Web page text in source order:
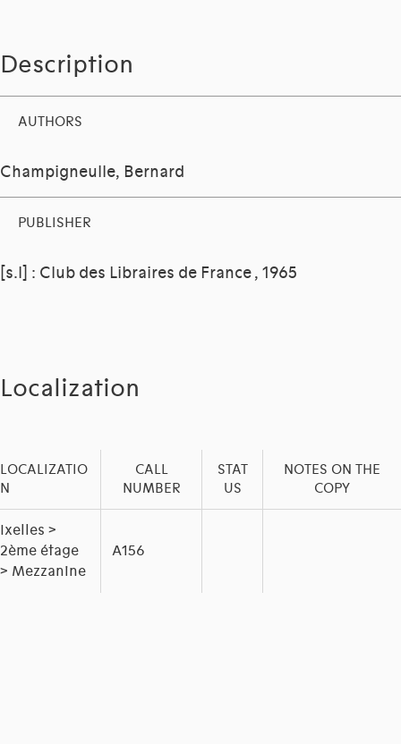
Description
AUTHORS
Champigneulle, Bernard
PUBLISHER
[s.l] : Club des Libraires de France , 1965
Localization
LOCALIZATIO
N
CALL
NUMBER
STAT
US
NOTES ON THE
COPY
Ixelles >
2ème étage
> Mezzanine
A156